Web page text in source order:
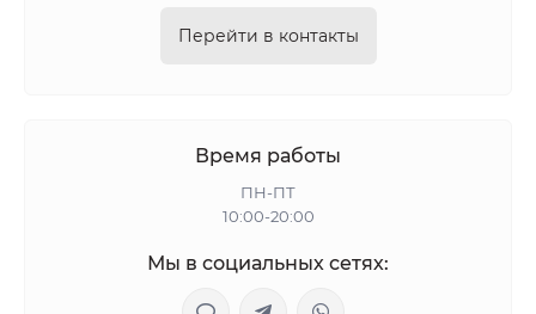
Перейти в контакты
Время работы
ПН-ПТ
10:00-20:00
Мы в социальных сетях: